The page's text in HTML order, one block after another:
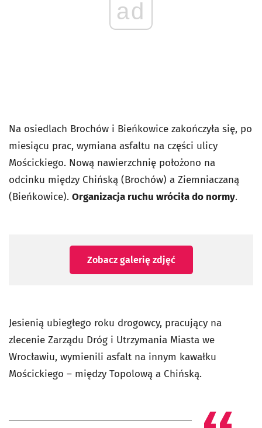
ad
Na osiedlach Brochów i Bieńkowice zakończyła się, po
miesiącu prac, wymiana asfaltu na części ulicy
Mościckiego. Nową nawierzchnię położono na
odcinku między Chińską (Brochów) a Ziemniaczaną
(Bieńkowice). Organizacja ruchu wróciła do normy.
Zobacz galerię zdjęć
Jesienią ubiegłego roku drogowcy, pracujący na
zlecenie Zarządu Dróg i Utrzymania Miasta we
Wrocławiu, wymienili asfalt na innym kawałku
Mościckiego – między Topolową a Chińską.